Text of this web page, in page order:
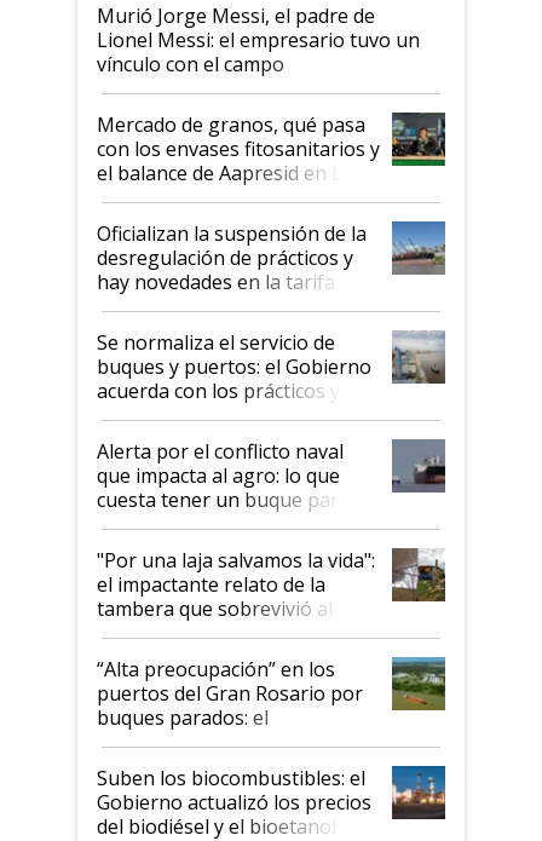
Murió Jorge Messi, el padre de
Lionel Messi: el empresario tuvo un
vínculo con el campo
Mercado de granos, qué pasa
con los envases fitosanitarios y
el balance de Aapresid en La
Posta
Oficializan la suspensión de la
desregulación de prácticos y
hay novedades en la tarifa de
la hidrovía
Se normaliza el servicio de
buques y puertos: el Gobierno
acuerda con los prácticos y
suspende el decreto de
desregulación
Alerta por el conflicto naval
que impacta al agro: lo que
cuesta tener un buque parado
y el peligro de que Argentina
pase a ser "país sucio"
"Por una laja salvamos la vida":
el impactante relato de la
tambera que sobrevivió al
tornado
“Alta preocupación” en los
puertos del Gran Rosario por
buques parados: el
funcionamiento de las
exportadoras en tensión tras
la medida de fuerza de los
prácticos
Suben los biocombustibles: el
Gobierno actualizó los precios
del biodiésel y el bioetanol